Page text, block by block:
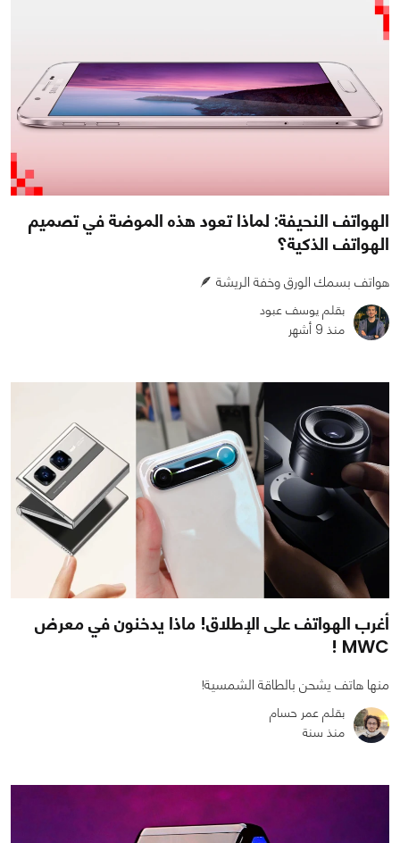
0
الهواتف النحيفة: لماذا تعود هذه الموضة في تصميم
الهواتف الذكية؟
هواتف بسمك الورق وخفة الريشة 🪶
بقلم يوسف عبود
منذ 9 أشهر
أغرب الهواتف على الإطلاق! ماذا يدخنون في معرض
MWC !
منها هاتف يشحن بالطاقة الشمسية!
بقلم عمر حسام
منذ سنة